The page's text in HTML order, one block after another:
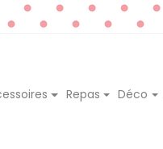
Repas Déco